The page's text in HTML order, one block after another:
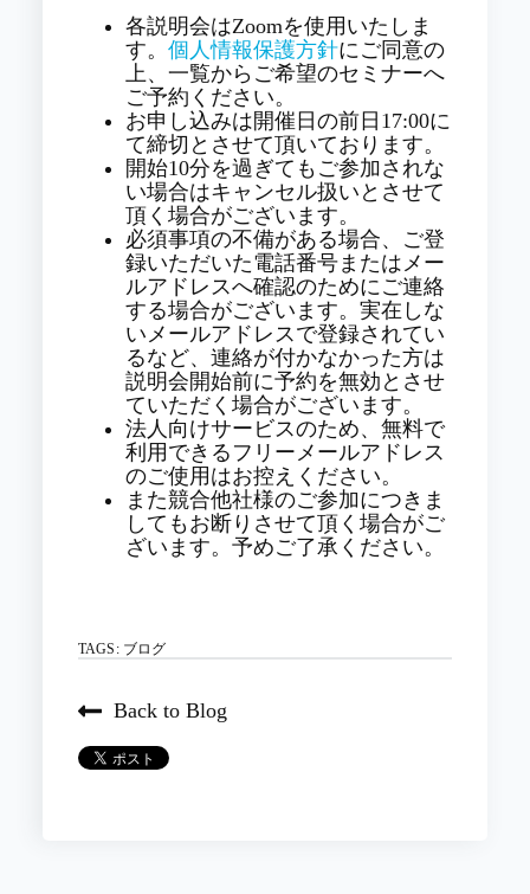
各説明会はZoomを使用いたしま
す。 個人情報保護方針にご同意の
上、一覧からご希望のセミナーへ
ご予約ください。
お申し込みは開催日の前日17:00に
て締切とさせて頂いております。
開始10分を過ぎてもご参加されな
い場合はキャンセル扱いとさせて
頂く場合がございます。
必須事項の不備がある場合、ご登
録いただいた電話番号またはメー
ルアドレスへ確認のためにご連絡
する場合がございます。実在しな
いメールアドレスで登録されてい
るなど、連絡が付かなかった方は
説明会開始前に予約を無効とさせ
ていただく場合がございます。
法人向けサービスのため、無料で
利用できるフリーメールアドレス
のご使用はお控えください。
また競合他社様のご参加につきま
してもお断りさせて頂く場合がご
ざいます。予めご了承ください。
TAGS: ブログ
Back to Blog